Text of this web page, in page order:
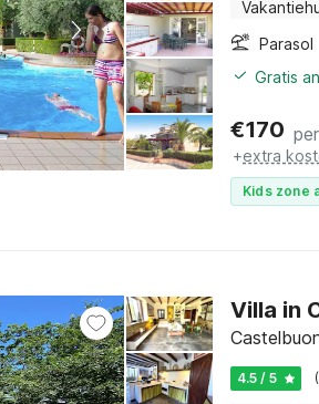
Parasol
Gratis
€170
+extra
Kids zone
Villa in
4.5 / 5